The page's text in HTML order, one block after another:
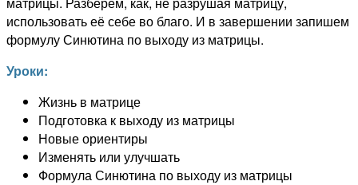
использовать её себе во благо. И в завершении запишем
формулуСинютина по выходу из матрицы.
Уроки:
Жизнь в матрице
Подготовка к выходу из матрицы
Новые ориентиры
Изменять или улучшать
ФормулаСинютина по выходу из матрицы